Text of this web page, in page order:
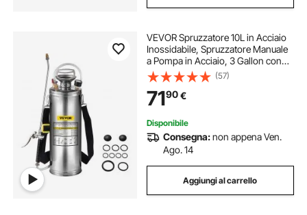
VEVOR Spruzzatore 10L in Acciaio
Inossidabile, Spruzzatore Manuale
a Pompa in Acciaio, 3 Gallon con
Spruzzatore per Giardinaggio,
Irroratrice Manuale, Domestico e
Pulizia del Terreno
(57)
7190€
Disponibile
Consegna:non appena Ven.
Ago. 14
Aggiungi al carrello